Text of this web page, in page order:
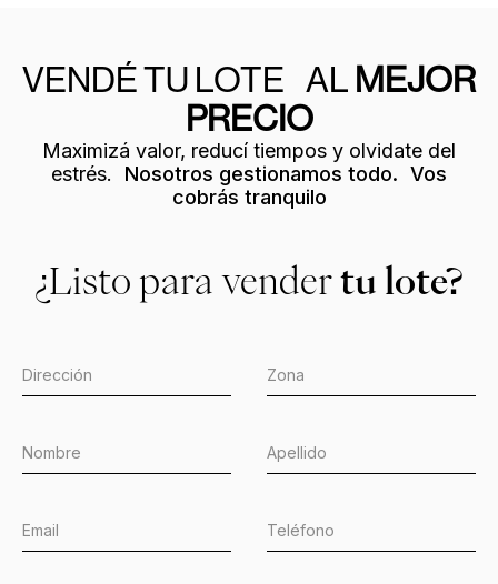
VENDÉ TU LOTE AL MEJOR
PRECIO
Maximizá valor, reducí tiempos y olvidate del
estrés. Nosotros gestionamos todo. Vos
cobrás tranquilo
¿Listo para vender tu lote?